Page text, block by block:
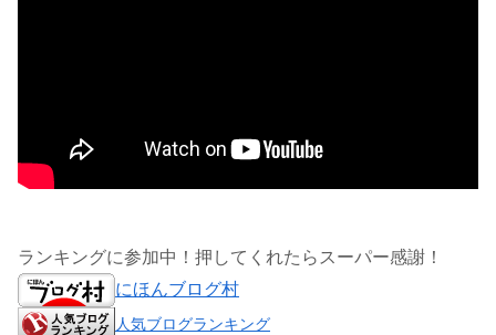
ランキングに参加中！押してくれたらスーパー感謝！
にほんブログ村
人気ブログランキング